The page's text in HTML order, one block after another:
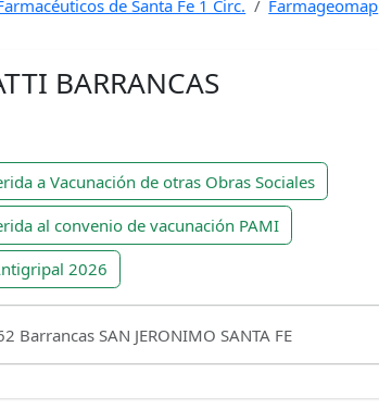
de Santa Fe 1 Circ. Farmageomap
BARRANCAS
a Vacunación de otras Obras Sociales
al convenio de vacunación PAMI
2026
Barrancas SAN JERONIMO SANTA FE